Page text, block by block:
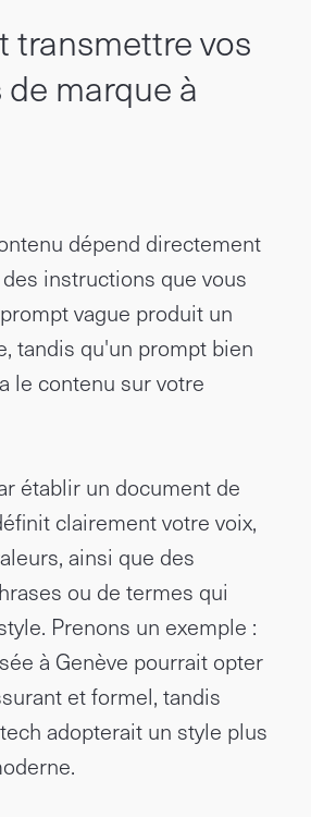
transmettre vos
marque à
dépend directement
instructions que vous
vague produit un
tandis qu'un prompt bien
le contenu sur votre
établir un document de
clairement votre voix,
ainsi que des
ou de termes qui
Prenons un exemple :
à Genève pourrait opter
et formel, tandis
adopterait un style plus